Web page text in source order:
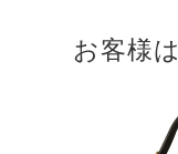
お客様